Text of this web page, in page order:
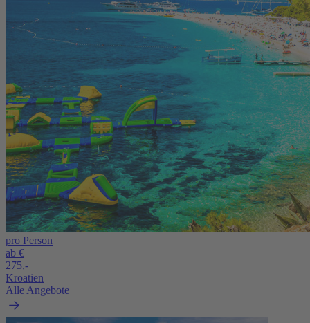
pro Person
ab €
275,-
Kroatien
Alle Angebote